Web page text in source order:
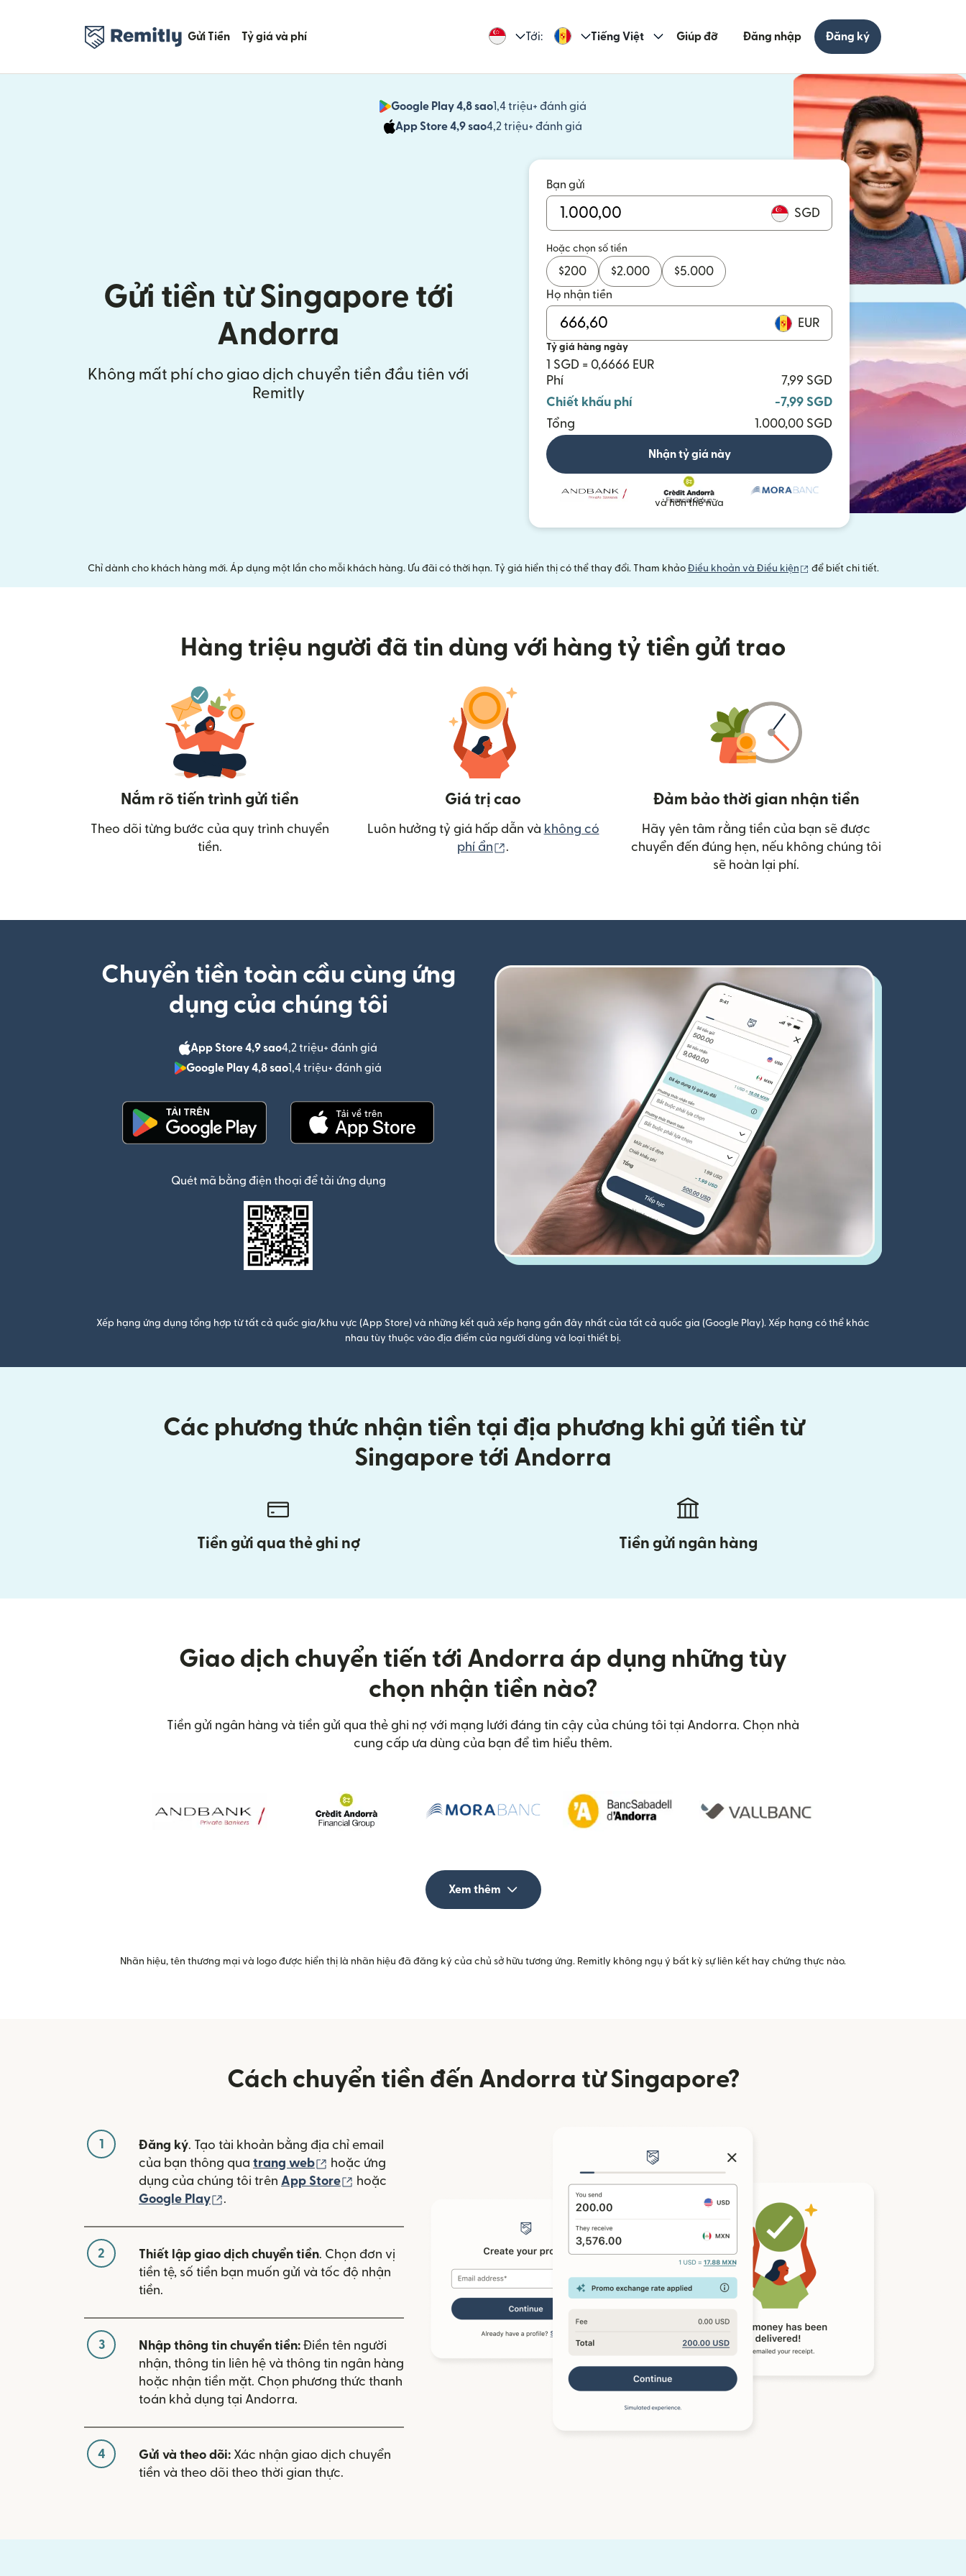
Gửi Tiền Tỷ giá và phí Tới: Tiếng Việt Giúp đỡ Đăng nhập Đăng ký
Google Play 4,8 sao1,4 triệu+ đánh giá
App Store 4,9 sao4,2 triệu+ đánh giá
Gửi tiền từ Singapore tới
Andorra
Không mất phí cho giao dịch chuyển tiền đầu tiên với
Remitly
Bạn gửi
SGD
Hoặc chọn số tiền
$200 $2.000 $5.000
Họ nhận tiền
EUR
Tỷ giá hàng ngày
1 SGD = 0,6666 EUR
Phí
7,99 SGD
Chiết khấu phí
-7,99 SGD
Tổng
1.000,00 SGD
Nhận tỷ giá này
và hơn thế nữa
Chỉ dành cho khách hàng mới. Áp dụng một lần cho mỗi khách hàng. Ưu đãi có thời hạn. Tỷ giá hiển thị có thể thay đổi. Tham khảo Điều khoản và Điều kiện (mở trong cửa sổ mới)
để biết chi tiết.
Hàng triệu người đã tin dùng với hàng tỷ tiền gửi trao
Nắm rõ tiến trình gửi tiền
Theo dõi từng bước của quy trình chuyển
tiền.
Giá trị cao
Luôn hưởng tỷ giá hấp dẫn và không có
phí ẩn
(mở trong cửa sổ mới)
.
Đảm bảo thời gian nhận tiền
Hãy yên tâm rằng tiền của bạn sẽ được
chuyển đến đúng hẹn, nếu không chúng tôi
sẽ hoàn lại phí.
Chuyển tiền toàn cầu cùng ứng
dụng của chúng tôi
App Store 4,9 sao4,2 triệu+ đánh giá
Google Play 4,8 sao1,4 triệu+ đánh giá
Quét mã bằng điện thoại để tải ứng dụng
Xếp hạng ứng dụng tổng hợp từ tất cả quốc gia/khu vực (App Store) và những kết quả xếp hạng gần đây nhất của tất cả quốc gia (Google Play). Xếp hạng có thể khác
nhau tùy thuộc vào địa điểm của người dùng và loại thiết bị.
Các phương thức nhận tiền tại địa phương khi gửi tiền từ
Singapore tới Andorra
Tiền gửi qua thẻ ghi nợ Tiền gửi ngân hàng
Giao dịch chuyển tiến tới Andorra áp dụng những tùy
chọn nhận tiền nào?
Tiền gửi ngân hàng và tiền gửi qua thẻ ghi nợ với mạng lưới đáng tin cậy của chúng tôi tại Andorra. Chọn nhà
cung cấp ưa dùng của bạn để tìm hiểu thêm.
Xem thêm
Nhãn hiệu, tên thương mại và logo được hiển thị là nhãn hiệu đã đăng ký của chủ sở hữu tương ứng. Remitly không ngụ ý bất kỳ sự liên kết hay chứng thực nào.
Cách chuyển tiền đến Andorra từ Singapore?
1 Đăng ký. Tạo tài khoản bằng địa chỉ email
của bạn thông qua trang web (mở trong cửa sổ mới)
hoặc ứng
dụng của chúng tôi trên App Store (mở trong cửa sổ mới)
hoặc
Google Play
.
2 Thiết lập giao dịch chuyển tiền. Chọn đơn vị
tiền tệ, số tiền bạn muốn gửi và tốc độ nhận
tiền.
3 Nhập thông tin chuyển tiền: Điền tên người
nhận, thông tin liên hệ và thông tin ngân hàng
hoặc nhận tiền mặt. Chọn phương thức thanh
toán khả dụng tại Andorra.
4 Gửi và theo dõi: Xác nhận giao dịch chuyển
tiền và theo dõi theo thời gian thực.